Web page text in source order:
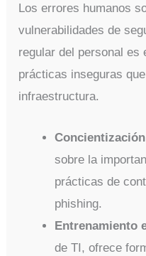
Los errores humanos
vulnerabilidades de
regular del personal es
prácticas inseguras
infraestructura.
Concientización
sobre la
prácticas de
phishing.
Entrenamiento
de TI, ofrece